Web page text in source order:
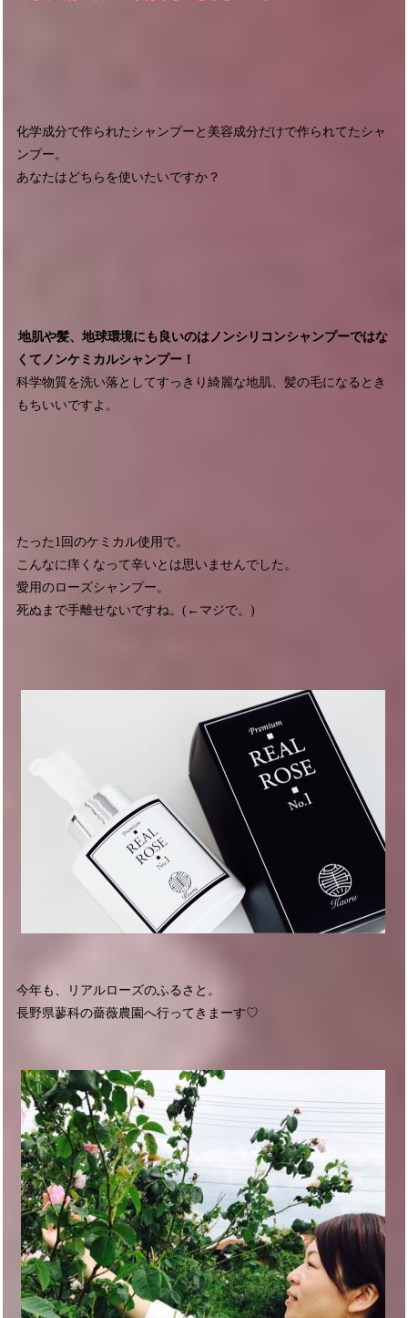
化学成分で作られたシャンプーと美容成分だけで作られてたシャ
ンプー。
あなたはどちらを使いたいですか？
地肌や髪、地球環境にも良いのはノンシリコンシャンプーではな
くてノンケミカルシャンプー！
科学物質を洗い落としてすっきり綺麗な地肌、髪の毛になるとき
もちいいですよ。
たった1回のケミカル使用で。
こんなに痒くなって辛いとは思いませんでした。
愛用のローズシャンプー。
死ぬまで手離せないですね。(←マジで。)
今年も、リアルローズのふるさと。
長野県蓼科の薔薇農園へ行ってきまーす♡